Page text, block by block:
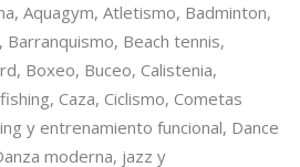
Aquagym, Atletismo, Badminton,
Barranquismo, Beach tennis,
Boxeo, Buceo, Calistenia,
Caza, Ciclismo, Cometas
y entrenamiento funcional, Dance
moderna, jazz y